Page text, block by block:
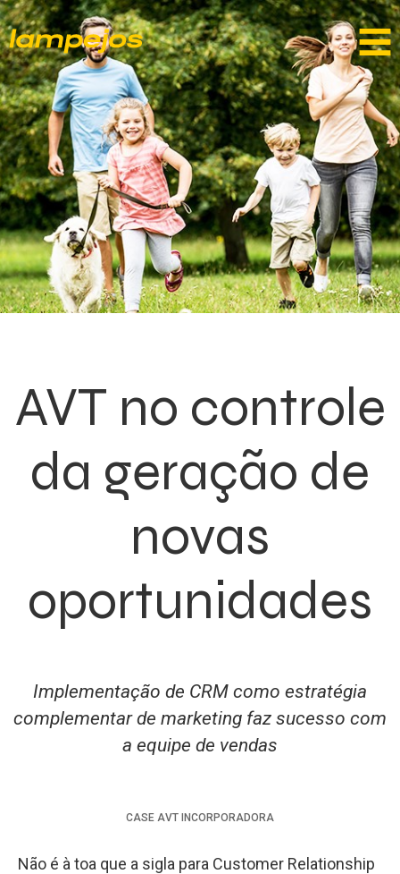
AVT no controle
da geração de
novas
oportunidades
Implementação de CRM como estratégia
complementar de marketing faz sucesso com
a equipe de vendas
CASE AVT INCORPORADORA
Não é à toa que a sigla para Customer Relationship